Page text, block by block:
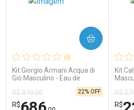
Comprar sem Desconto
Por R$ 389,90/cada
Comprar sem Desconto
Por R$ 389,90/cada
Por
Por
(0)
Kit Giorgio Armani Acqua di
Giò Masculino - Eau de
Toilette 100ml + Gel de
Banho 75ml
R$ 879,00
R$
22% OFF
COMPRAR
Kit
R$
R$